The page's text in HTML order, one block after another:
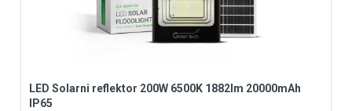
LED Solarni reflektor 200W 6500K 1882lm 20000mAh
IP65